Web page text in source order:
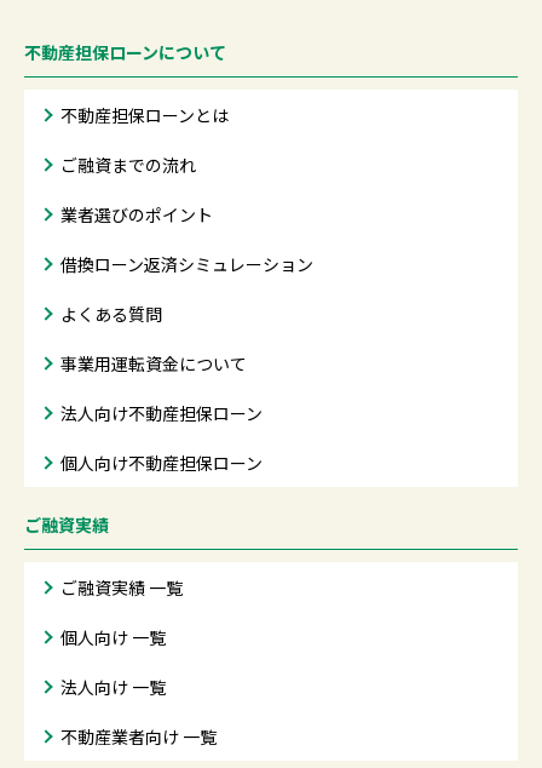
不動産担保ローンについて
不動産担保ローンとは
ご融資までの流れ
業者選びのポイント
借換ローン返済シミュレーション
よくある質問
事業用運転資金について
法人向け不動産担保ローン
個人向け不動産担保ローン
ご融資実績
ご融資実績 一覧
個人向け 一覧
法人向け 一覧
不動産業者向け 一覧